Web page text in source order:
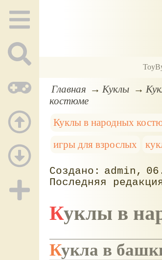
Главная Куклы
костюме
Куклы в народных
игры для взрослых
admin
Куклы в
Кукла в